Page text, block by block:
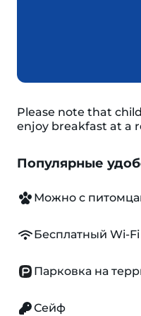
Please note that
enjoy breakfast at a
Популярные
Можно с
Бесплатный Wi-Fi
Парковка на
Сейф